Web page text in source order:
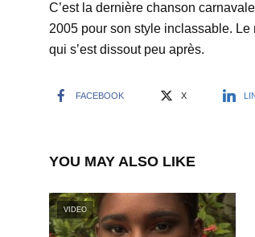
C’est la dernière chanson
2005 pour son style inclassable.
qui s’est dissout peu après.
FACEBOOK X
YOU MAY ALSO LIKE
VIDEO